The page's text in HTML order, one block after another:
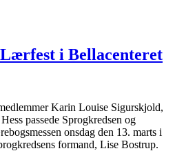
i Bellacenteret
Karin Louise Sigurskjold,
passede Sprogkredsen og
onsdag den 13. marts i
formand, Lise Bostrup.